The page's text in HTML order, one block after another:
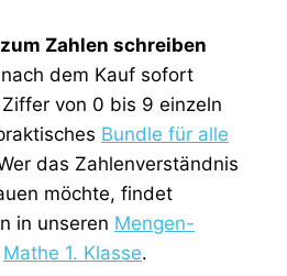
Zahlen schreiben
dem Kauf sofort
von 0 bis 9 einzeln
Bundle für alle
das Zahlenverständnis
möchte, findet
in unseren Mengen-
Mathe 1. Klasse.